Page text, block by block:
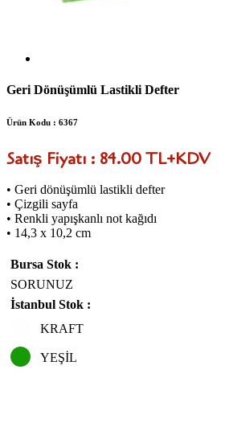
Geri Dönüşümlü Lastikli Defter
Ürün Kodu : 6367
Satış Fiyatı : 84.00 TL+KDV
• Geri dönüşümlü lastikli defter
• Çizgili sayfa
• Renkli yapışkanlı not kağıdı
• 14,3 x 10,2 cm
Bursa Stok :
SORUNUZ
İstanbul Stok :
KRAFT
YEŞİL